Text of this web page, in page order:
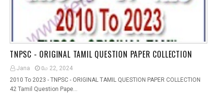
TNPSC - ORIGINAL TAMIL QUESTION PAPER COLLECTION
Jana
மே 22, 2024
2010 To 2023 - TNPSC - ORIGINAL TAMIL QUESTION PAPER COLLECTION
42 Tamil Question Pape…